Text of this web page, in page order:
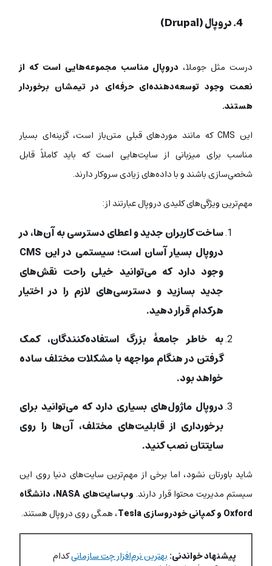
4. دروپال (Drupal)
درست مثل جوملا، دروپال مناسب مجموعه‌هایی است که از
نعمت وجود توسعه‌دهنده‌ای حرفه‌ای در تیمشان برخوردار
هستند.
این CMS که مانند موردهای قبلی متن‌باز است، گزینه‌ای بسیار
مناسب برای میزبانی از سایت‌هایی است که باید کاملاً قابل
شخصی‌سازی باشند و با داده‌های زیادی سروکار دارند.
مهم‌ترین ویژگی‌های کلیدی دروپال عبارتند از:
ساخت کاربران جدید و اعطای دسترسی به آن‌ها، در
دروپال بسیار آسان است؛ سیستمی در این CMS
وجود دارد که می‌توانید خیلی راحت نقش‌های
جدید بسازید و دسترسی‌های لازم را در اختیار
هرکدام قرار دهید.
به‌ خاطر جامعۀ بزرگ استفاده‌کنندگان، کمک
گرفتن در هنگام مواجهه با مشکلات مختلف ساده
خواهد بود.
دروپال ماژول‌های بسیاری دارد که می‌توانید برای
برخورداری از قابلیت‌های مختلف، آن‌ها را روی
سایتتاننصب کنید.
شاید باورتان نشود، اما برخی از مهم‌ترین سایت‌های دنیا روی این
سیستم مدیریت محتوا قرار دارند.
وب‌سایت‌های NASA، دانشگاه
Oxford و کمپانی خودروسازی Tesla
، همگی روی دروپال هستند.
پیشنهاد خواندنی:بهترین نرم‌افزار چت سازمانیکدام